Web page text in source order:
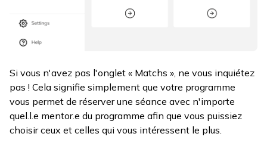
Si vous n'avez pas l'onglet « Matchs », ne vous inquiétez
pas ! Cela signifie simplement que votre programme
vous permet de réserver une séance avec n'importe
quel.l.e mentor.e du programme afin que vous puissiez
choisir ceux et celles qui vous intéressent le plus.